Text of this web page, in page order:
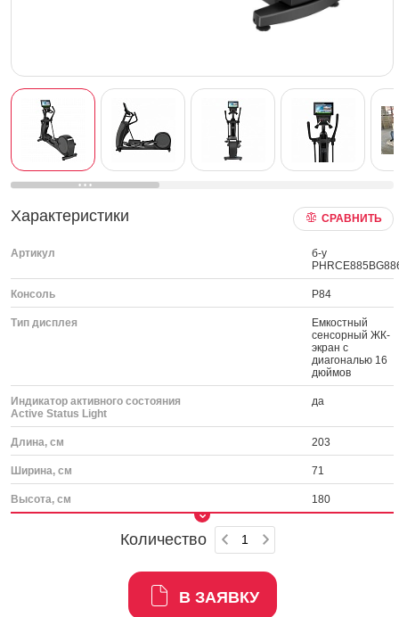
Характеристики СРАВНИТЬ
Артикул
б-у
Консоль P84
Тип дисплея
Емкостный
сенсорный ЖК-
экран с
диагональю 16
дюймов
Индикатор активного состояния
Active Status Light
да
Длина, см 203
Ширина, см 71
Высота, см 180
Количество
В ЗАЯВКУ